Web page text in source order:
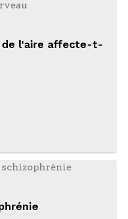
de l'aire affecte-t-